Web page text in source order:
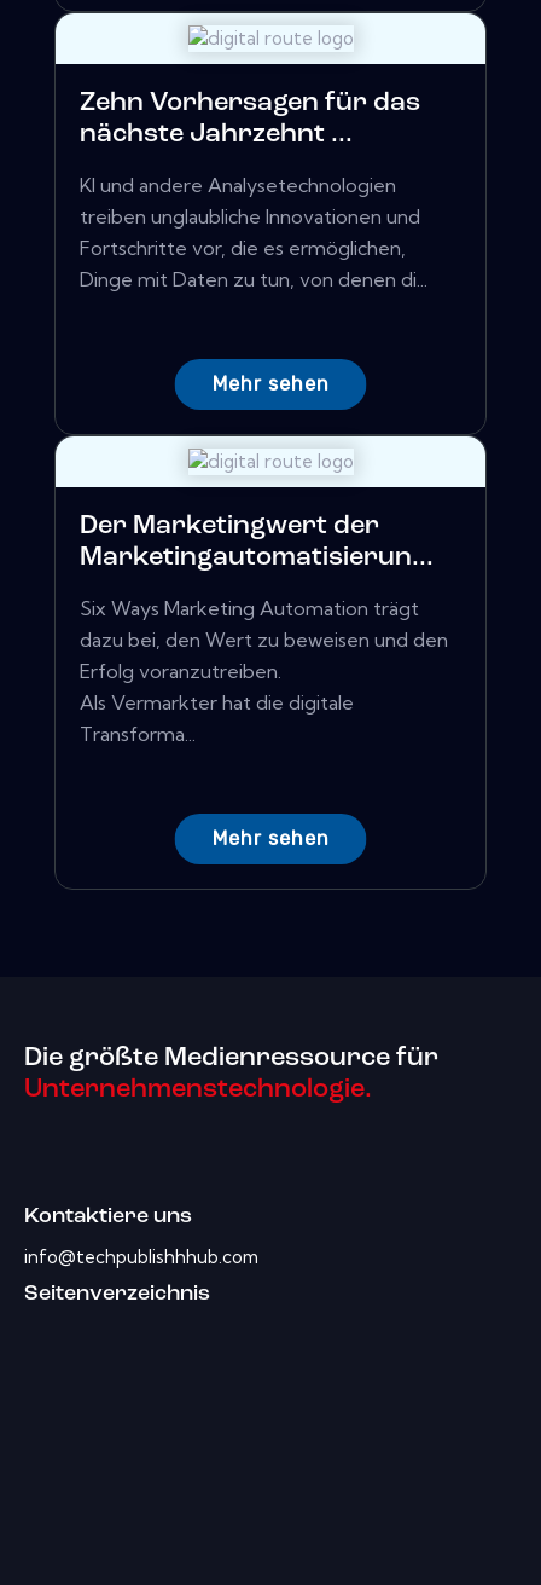
Zehn Vorhersagen für das
nächste Jahrzehnt ...
KI und andere Analysetechnologien
treiben unglaubliche Innovationen und
Fortschritte vor, die es ermöglichen,
Dinge mit Daten zu tun, von denen di...
Mehr sehen
Der Marketingwert der
Marketingautomatisierun...
Six Ways Marketing Automation trägt
dazu bei, den Wert zu beweisen und den
Erfolg voranzutreiben.
Als Vermarkter hat die digitale
Transforma...
Mehr sehen
Die größte Medienressource für
Unternehmenstechnologie.
Kontaktiere uns
info@techpublishhhub.com
Seitenverzeichnis